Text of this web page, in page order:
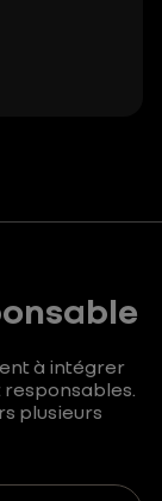
à intégrer
plusieurs